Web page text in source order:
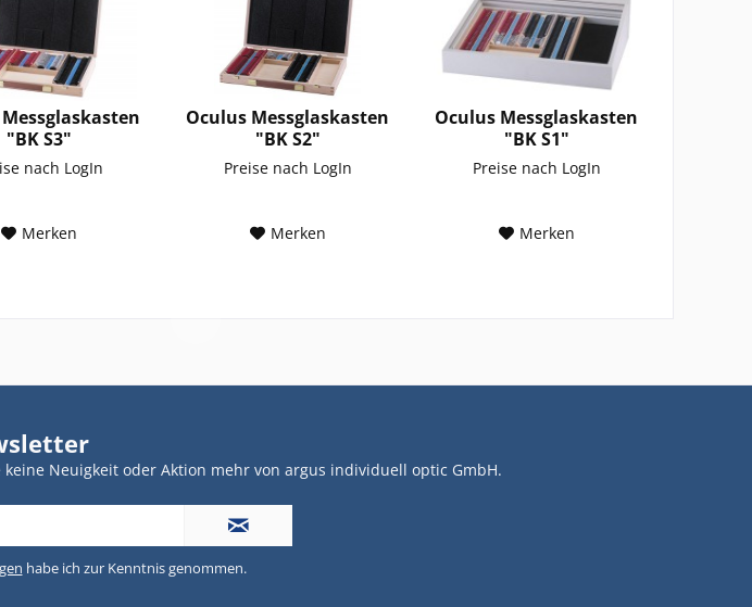
"BK S3"
nach LogIn
Merken
Oculus Messglaskasten
"BK S2"
Preise nach LogIn
Merken
Oculus Messglaskasten
"BK S1"
Preise nach LogIn
Merken
Neuigkeit oder Aktion mehr von argus individuell optic GmbH.
habe ich zur Kenntnis genommen.